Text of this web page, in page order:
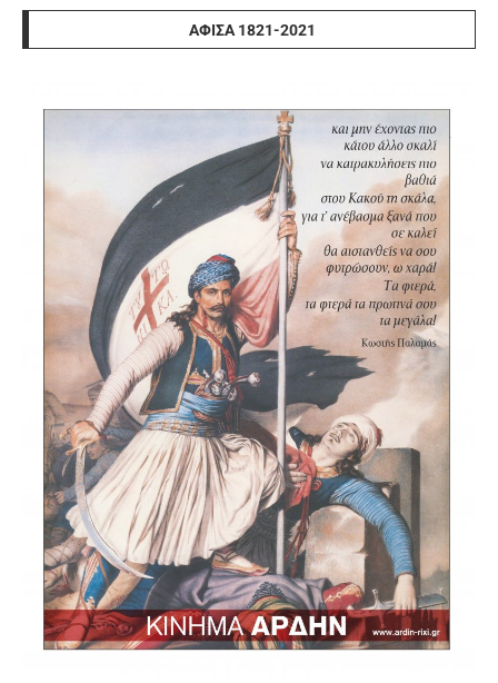
ΑΦΊΣΑ 1821-2021